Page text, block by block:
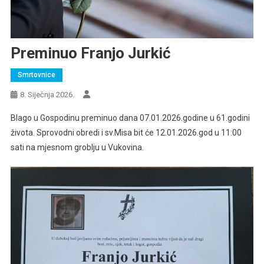
Preminuo Franjo Jurkić
Smrtovnice
8. Siječnja 2026.
Blago u Gospodinu preminuo dana 07.01.2026.godine u 61.godini
života. Sprovodni obredi i sv.Misa bit će 12.01.2026.god u 11:00
sati na mjesnom groblju u Vukovina.